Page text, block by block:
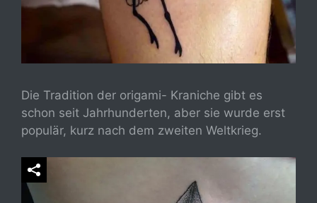
Die Tradition der origami- Kraniche gibt es
schon seit Jahrhunderten, aber sie wurde erst
populär, kurz nach dem zweiten Weltkrieg.